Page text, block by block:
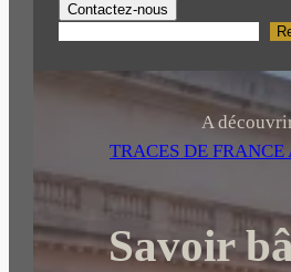
Contactez-nous
R
r
h
A
TRACES DE
Savoir